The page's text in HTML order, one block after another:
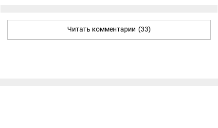
Читать комментарии (33)